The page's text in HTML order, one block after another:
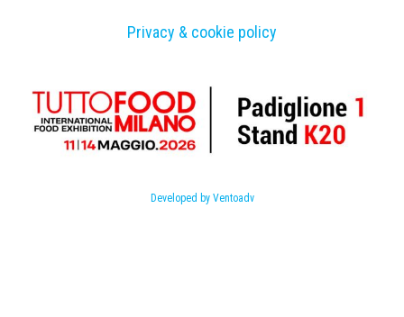
Privacy & cookie policy
Developed by Ventoadv